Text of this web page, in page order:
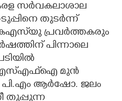
സർവകലാശാല
തുടർന്ന്
പ്രവർത്തകരും
പിന്നാലെ
എസ്എഫ്ഐ മുൻ
പി.എം ആർഷോ. ജലം
തുപ്പുന്ന